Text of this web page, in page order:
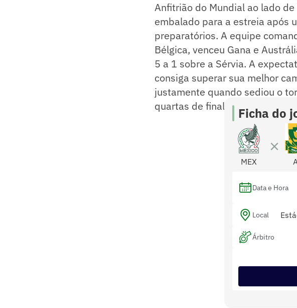
Anfitrião do Mundial ao lado
embalado para a estreia após
preparatórios. A equipe
Bélgica, venceu Gana e
5 a 1 sobre a Sérvia. A
consiga superar sua melhor
justamente quando sediou o
quartas de final.
Ficha do
MEX
Data e Hora
Local
Árbitro
Assistentes